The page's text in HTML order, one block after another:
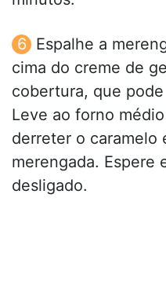
Espalhe a
cima do creme de
cobertura, que
Leve ao forno
derreter o caramelo
merengada. Espere
desligado.